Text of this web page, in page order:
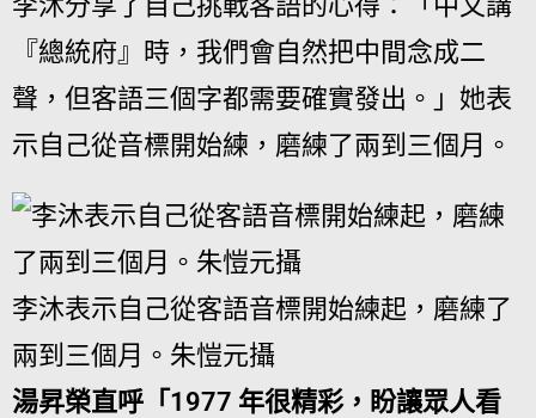
『總統府』時，我們會自然把中間念成二
聲，但客語三個字都需要確實發出。」她表
示自己從音標開始練，磨練了兩到三個月。
李沐表示自己從客語音標開始練起，磨練了
兩到三個月。朱愷元攝
湯昇榮直呼「1977 年很精彩，盼讓眾人看